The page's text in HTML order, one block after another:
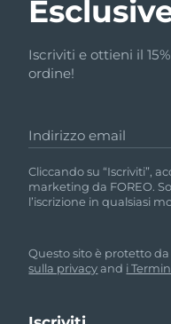
Iscriviti e ottieni il
ordine!
Indirizzo email
Cliccando su “Iscriviti”,
marketing da FOREO.
l’iscrizione in qualsiasi
Questo sito è protetto da
sulla privacyand i